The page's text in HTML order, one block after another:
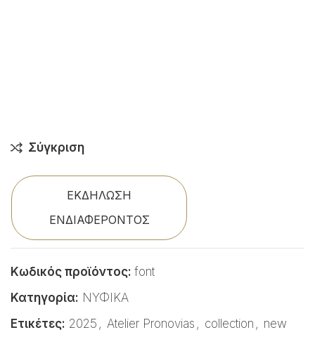
Σύγκριση
ΕΚΔΗΛΩΣΗ
ΕΝΔΙΑΦΕΡΟΝΤΟΣ
Κωδικός προϊόντος: font
Κατηγορία: ΝΥΦΙΚΑ
Ετικέτες: 2025 , Atelier Pronovias , collection , new